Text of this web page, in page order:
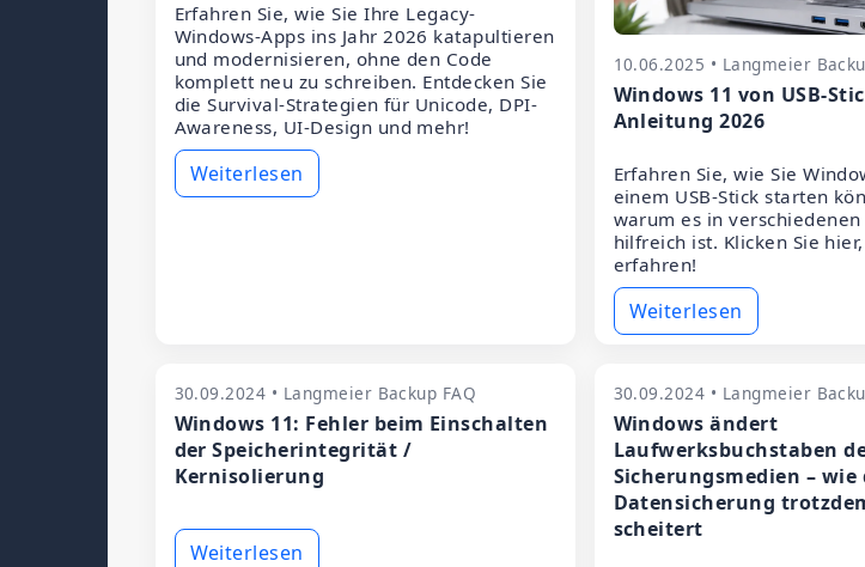
Erfahren Sie, wie Sie Ihre Legacy-
Windows-Apps ins Jahr 2026 katapultieren
und modernisieren, ohne den Code
komplett neu zu schreiben. Entdecken Sie
die Survival-Strategien für Unicode, DPI-
Awareness, UI-Design und mehr!
Weiterlesen
10.06.2025 • Langmeier
Windows 11 von USB-
Anleitung 2026
Erfahren Sie, wie Sie
einem USB-Stick starten
warum es in
hilfreich ist. Klicken Sie
erfahren!
Weiterlesen
30.09.2024 • Langmeier Backup FAQ
Windows 11: Fehler beim Einschalten
der Speicherintegrität /
Kernisolierung
Weiterlesen
30.09.2024 • Langmeier
Windows ändert
Laufwerksbuchstaben
Sicherungsmedien – wie
Datensicherung
scheitert